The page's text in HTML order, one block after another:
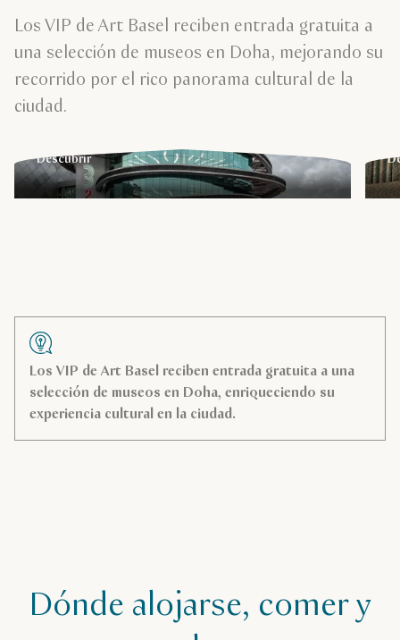
Los VIP de Art Basel reciben entrada gratuita a
una selección de museos en Doha, mejorando su
recorrido por el rico panorama cultural de la
ciudad.
3-2-1 Qatar Olympic and
Sports Museum
Prepárate para sumergirte en la historia y el patrimonio
deportivo de Qatar. El museo ya está abierto al público.
Descubrir
Los VIP de Art Basel reciben entrada gratuita a una
selección de museos en Doha, enriqueciendo su
experiencia cultural en la ciudad.
Dónde alojarse, comer y